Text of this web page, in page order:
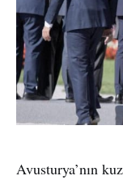
Avusturya’nın